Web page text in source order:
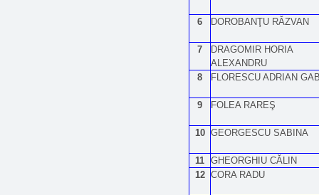
6 DOROBANŢU RĂZVAN
7
DRAGOMIR HORIA
ALEXANDRU
8
FLORESCU ADRIAN
9 FOLEA RAREŞ
10 GEORGESCU SABINA
11 GHEORGHIU CĂLIN
12 CORA RADU